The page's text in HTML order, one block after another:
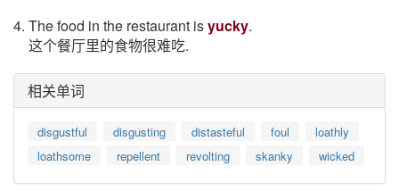
4. The food in the restaurant isyucky.
这个餐厅里的食物很难吃.
相关单词
disgustful disgusting distasteful foul
loathly
loathsome
repellent revolting skanky wicked